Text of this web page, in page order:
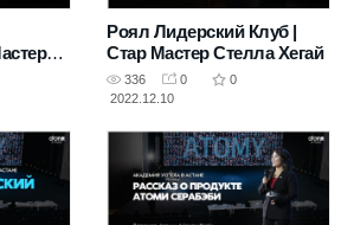
Роял Лидерский Клуб |
Стар Мастер Стелла Хегай
336 0
0
2022.12.10